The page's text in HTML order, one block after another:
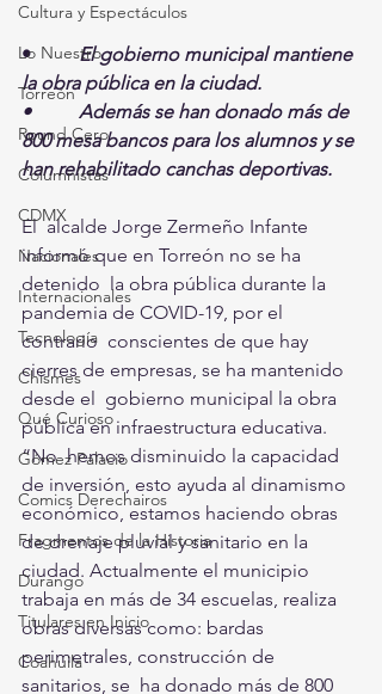
Cultura y Espectáculos
Lo Nuestro
Torreón
Round Cero
Columnistas
CDMX
Nacionales
Internacionales
Tecnología
Chismes
Qué Curioso
Gómez Palacio
Comics Derechairos
Fragmentos de la Historia
Durango
Titulares en Inicio
Coahuila
• El gobierno municipal mantiene
la obra pública en la ciudad.
•          Además se han donado más de
800 mesa bancos para los alumnos y se
han rehabilitado canchas deportivas.
El  alcalde Jorge Zermeño Infante
informó que en Torreón no se ha
detenido  la obra pública durante la
pandemia de COVID-19, por el
contrario  conscientes de que hay
cierres de empresas, se ha mantenido
desde el  gobierno municipal la obra
pública en infraestructura educativa.
“No  hemos disminuido la capacidad
de inversión, esto ayuda al dinamismo
económico, estamos haciendo obras
de drenaje pluvial y sanitario en la
ciudad. Actualmente el municipio
trabaja en más de 34 escuelas, realiza
obras diversas como: bardas
perimetrales, construcción de
sanitarios, se  ha donado más de 800